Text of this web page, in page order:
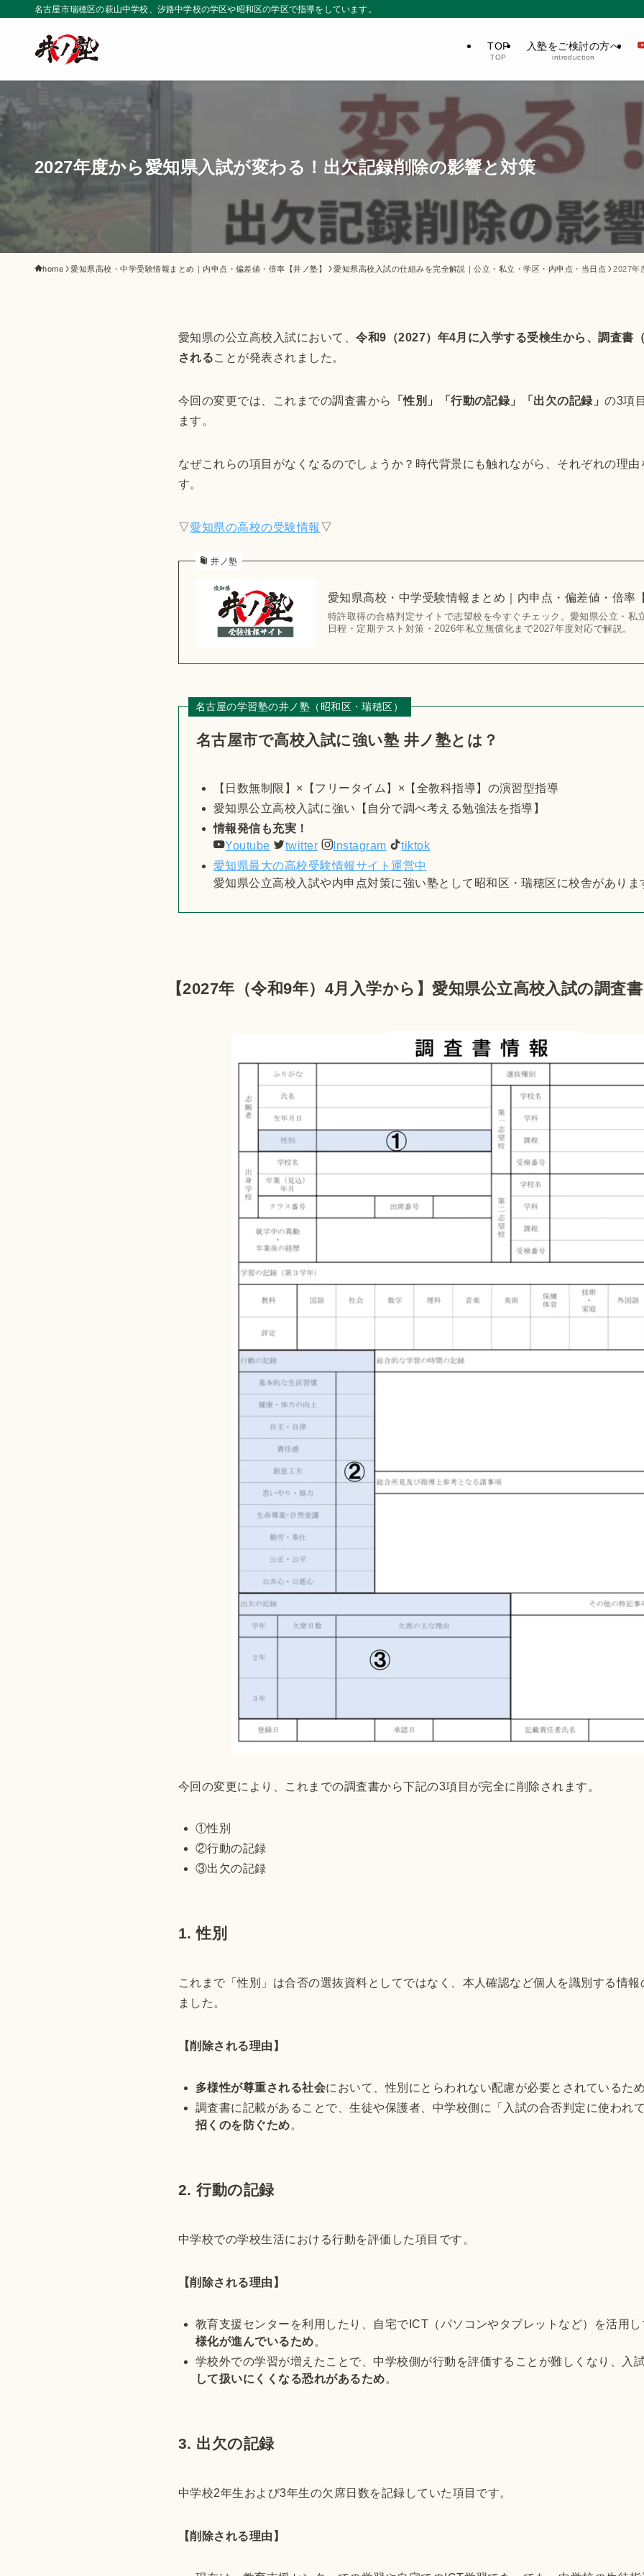
名古屋市瑞穂区の萩山中学校、汐路中学校の学区や昭和区の学区で指導をしています。
TOP
TOP
入塾をご検討の方へ
introduction
2027年度から愛知県入試が変わる！出欠記録削除の影響と対策
home 愛知県高校・中学受験情報まとめ｜内申点・偏差値・倍率【井ノ塾】 愛知県高校入試の仕組みを完全解説｜公立・私立・学区・内申点・当日点 2027年
愛知県の公立高校入試において、令和9（2027）年4月に入学する受検生から、調査書
されることが発表されました。
今回の変更では、これまでの調査書から 「性別」「行動の記録」「出欠の記録」の3項
ます。
なぜこれらの項目がなくなるのでしょうか？時代背景にも触れながら、それぞれの理
す。
▽愛知県の高校の受験情報 ▽
井ノ塾
愛知県高校・中学受験情報まとめ｜内申点・偏差値・倍率
特許取得の合格判定サイトで志望校を今すぐチェック。愛知県公立・私
日程・定期テスト対策・2026年私立無償化まで2027年度対応で解説。
名古屋の学習塾の井ノ塾（昭和区・瑞穂区）
名古屋市で高校入試に強い塾 井ノ塾とは？
【日数無制限】×【フリータイム】×【全教科指導】の演習型指導
愛知県公立高校入試に強い【自分で調べ考える勉強法を指導】
情報発信も充実！
Youtube
twitter Instagram
tiktok
愛知県最大の高校受験情報サイト運営中
愛知県公立高校入試や内申点対策に強い塾として昭和区・瑞穂区に校舎がありま
【2027年（令和9年）4月入学から】愛知県公立高校入試の調査
今回の変更により、これまでの調査書から下記の3項目が完全に削除されます。
①性別
②行動の記録
③出欠の記録
1. 性別
これまで「性別」は合否の選抜資料としてではなく、本人確認など個人を識別する情
ました。
【削除される理由】
多様性が尊重される社会において、性別にとらわれない配慮が必要とされているた
調査書に記載があることで、生徒や保護者、中学校側に「入試の合否判定に使われ
招くのを防ぐため。
2. 行動の記録
中学校での学校生活における行動を評価した項目です。
【削除される理由】
教育支援センターを利用したり、自宅でICT（パソコンやタブレットなど）を活用
様化が進んでいるため。
学校外での学習が増えたことで、中学校側が行動を評価することが難しくなり、入
して扱いにくくなる恐れがあるため。
3. 出欠の記録
中学校2年生および3年生の欠席日数を記録していた項目です。
【削除される理由】